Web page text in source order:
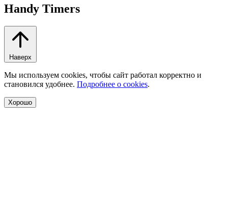
Handy Timers
Наверх
Мы используем cookies, чтобы сайт работал корректно и
становился удобнее. Подробнее о cookies.
Хорошо